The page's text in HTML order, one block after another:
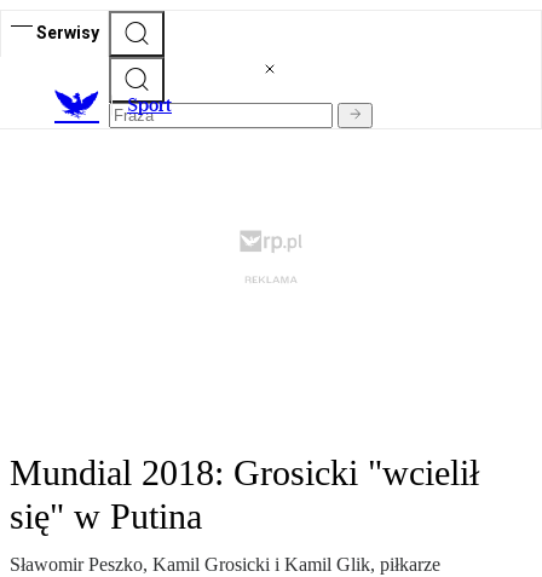
Serwisy
Sport
Mundial 2018: Grosicki "wcielił
się" w Putina
Sławomir Peszko, Kamil Grosicki i Kamil Glik, piłkarze